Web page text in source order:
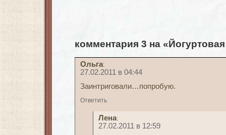
комментария 3 на
Ольга:
27.02.2011 в 04:44
Заинтриговали…попробую.
Ответить
Лена:
27.02.2011 в 12:59